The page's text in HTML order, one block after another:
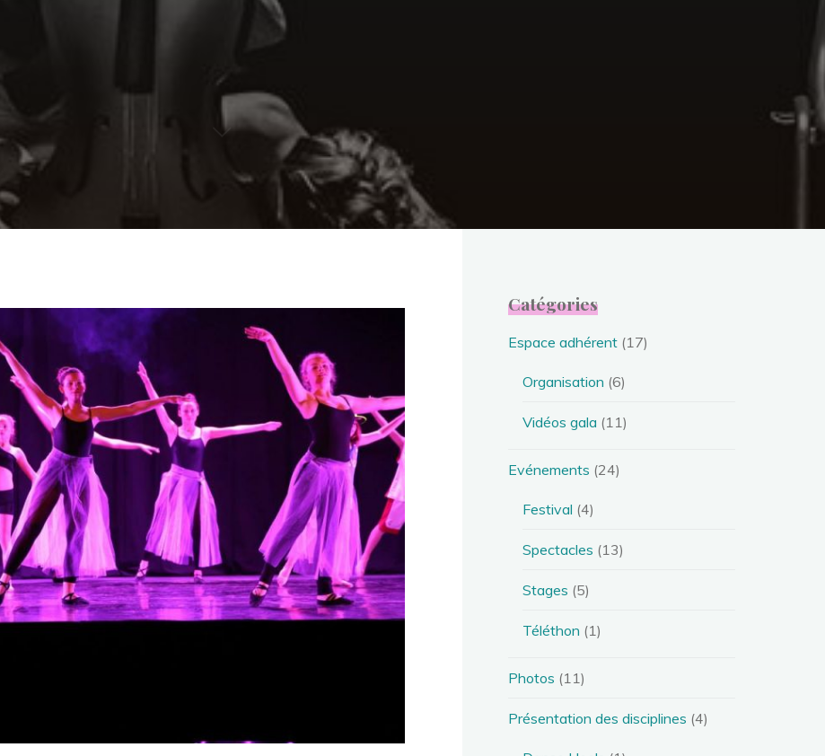
Catégories
Espace adhérent (17)
Organisation (6)
Vidéos gala (11)
Evénements (24)
Festival (4)
Spectacles (13)
Stages (5)
Téléthon (1)
Photos (11)
Présentation des disciplines (4)